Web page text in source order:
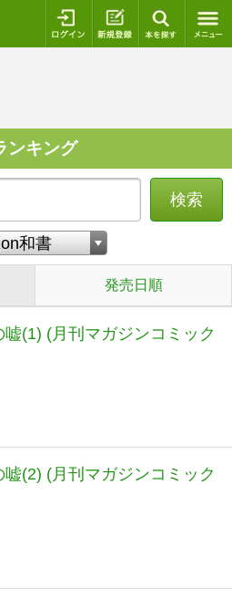
ログイン 新規登録
ンキング
検索
発売日順
嘘(1) (月刊マガジンコミック
嘘(2) (月刊マガジンコミック